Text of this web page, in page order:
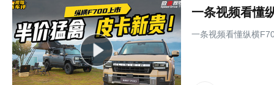
一条视频看懂
一条视频看懂纵横